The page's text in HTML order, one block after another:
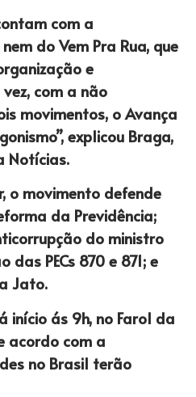
com a
do Vem Pra Rua, que
e
com a não
movimentos, o Avança
explicou Braga,
Notícias.
o movimento defende
da Previdência;
do ministro
PECs 870 e 871; e
Jato.
início ás 9h, no Farol da
acordo com a
no Brasil terão